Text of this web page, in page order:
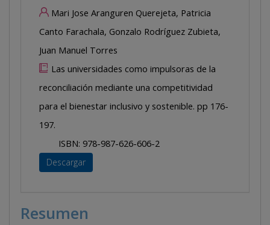
Mari Jose Aranguren Querejeta, Patricia
Canto Farachala, Gonzalo Rodríguez Zubieta,
Juan Manuel Torres
Las universidades como impulsoras de la
reconciliación mediante una competitividad
para el bienestar inclusivo y sostenible. pp 176-
197.
ISBN: 978-987-626-606-2
Descargar
Resumen